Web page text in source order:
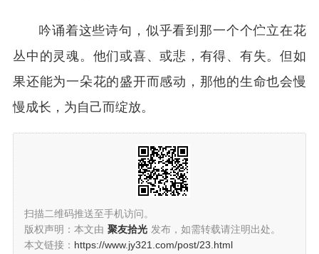
吟诵着这些诗句，似乎看到那一个个伫立在花
丛中的灵魂。他们或喜、或悲，有得、有失。但如
果还能为一朵花的盛开而感动，那他的生命也会慢
慢成长，为自己而绽放。
扫描二维码推送至手机访问。
版权声明：本文由 聚友拾光 发布，如需转载请注明出处。
本文链接： https://www.jy321.com/post/23.html